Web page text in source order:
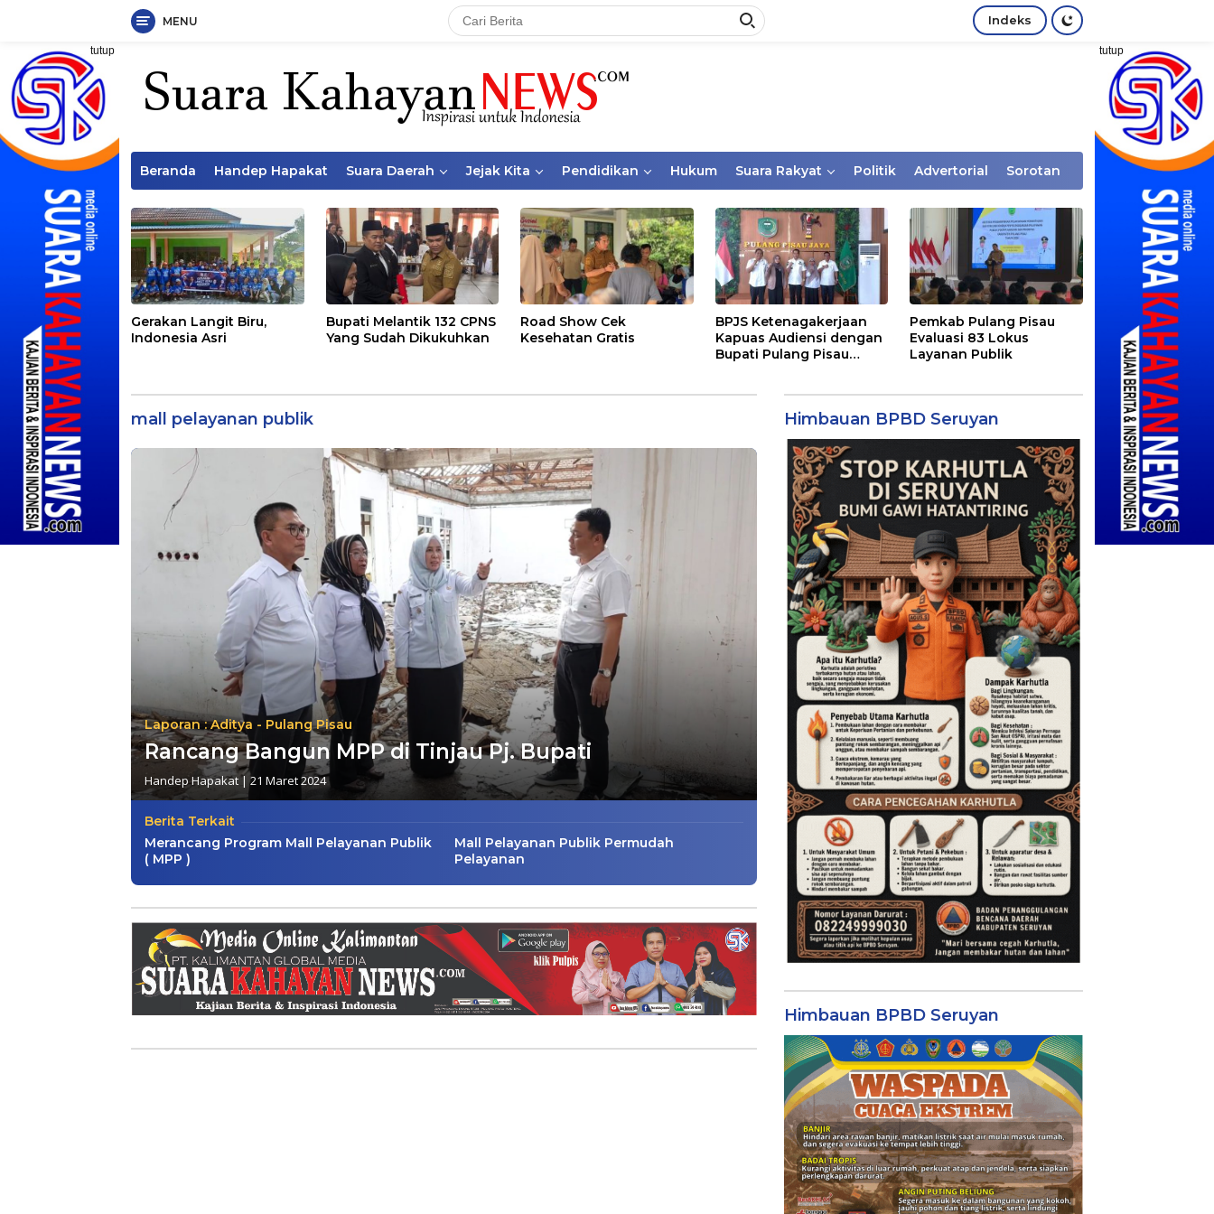
Langsung
konten
MENU Indeks
tutup tutup
Beranda Handep Hapakat Suara Daerah Jejak Kita Pendidikan Hukum Suara Rakyat Politik Advertorial Sorotan
Gerakan Langit Biru,
Indonesia Asri
Bupati Melantik 132 CPNS
Yang Sudah Dikukuhkan
Road Show Cek
Kesehatan Gratis
BPJS Ketenagakerjaan
Kapuas Audiensi dengan
Bupati Pulang Pisau
Pemkab Pulang Pisau
Evaluasi 83 Lokus
Layanan Publik
mall pelayanan publik
Laporan : Aditya - Pulang Pisau
Rancang Bangun MPP di Tinjau Pj. Bupati
Handep Hapakat|21 Maret 2024
Berita Terkait
Merancang Program Mall Pelayanan Publik
( MPP )
Mall Pelayanan Publik Permudah
Pelayanan
Himbauan BPBD Seruyan
Himbauan BPBD Seruyan